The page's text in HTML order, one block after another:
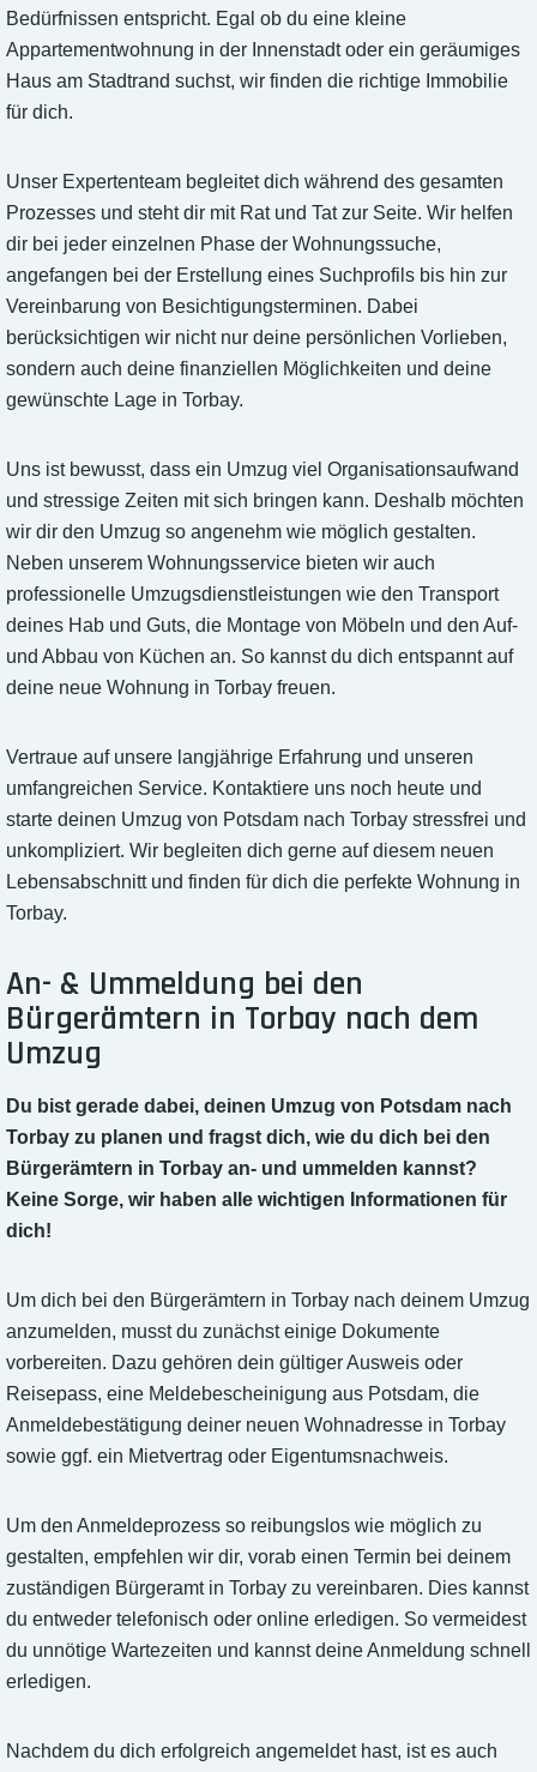
Bedürfnissen entspricht. Egal ob du eine kleine
Appartementwohnung in der Innenstadt oder ein geräumiges
Haus am Stadtrand suchst, wir finden die richtige Immobilie
für dich.
Unser Expertenteam begleitet dich während des gesamten
Prozesses und steht dir mit Rat und Tat zur Seite. Wir helfen
dir bei jeder einzelnen Phase der Wohnungssuche,
angefangen bei der Erstellung eines Suchprofils bis hin zur
Vereinbarung von Besichtigungsterminen. Dabei
berücksichtigen wir nicht nur deine persönlichen Vorlieben,
sondern auch deine finanziellen Möglichkeiten und deine
gewünschte Lage in Torbay.
Uns ist bewusst, dass ein Umzug viel Organisationsaufwand
und stressige Zeiten mit sich bringen kann. Deshalb möchten
wir dir den Umzug so angenehm wie möglich gestalten.
Neben unserem Wohnungsservice bieten wir auch
professionelle Umzugsdienstleistungen wie den Transport
deines Hab und Guts, die Montage von Möbeln und den Auf-
und Abbau von Küchen an. So kannst du dich entspannt auf
deine neue Wohnung in Torbay freuen.
Vertraue auf unsere langjährige Erfahrung und unseren
umfangreichen Service. Kontaktiere uns noch heute und
starte deinen Umzug von Potsdam nach Torbay stressfrei und
unkompliziert. Wir begleiten dich gerne auf diesem neuen
Lebensabschnitt und finden für dich die perfekte Wohnung in
Torbay.
An- & Ummeldung bei den
Bürgerämtern in Torbay nach dem
Umzug
Du bist gerade dabei, deinen Umzug von Potsdam nach
Torbay zu planen und fragst dich, wie du dich bei den
Bürgerämtern in Torbay an- und ummelden kannst?
Keine Sorge, wir haben alle wichtigen Informationen für
dich!
Um dich bei den Bürgerämtern in Torbay nach deinem Umzug
anzumelden, musst du zunächst einige Dokumente
vorbereiten. Dazu gehören dein gültiger Ausweis oder
Reisepass, eine Meldebescheinigung aus Potsdam, die
Anmeldebestätigung deiner neuen Wohnadresse in Torbay
sowie ggf. ein Mietvertrag oder Eigentumsnachweis.
Um den Anmeldeprozess so reibungslos wie möglich zu
gestalten, empfehlen wir dir, vorab einen Termin bei deinem
zuständigen Bürgeramt in Torbay zu vereinbaren. Dies kannst
du entweder telefonisch oder online erledigen. So vermeidest
du unnötige Wartezeiten und kannst deine Anmeldung schnell
erledigen.
Nachdem du dich erfolgreich angemeldet hast, ist es auch